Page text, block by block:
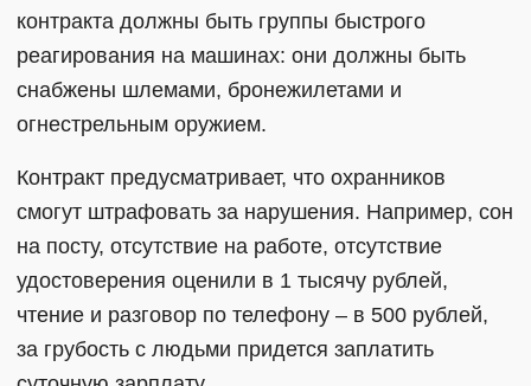
контракта должны быть группы быстрого
реагирования на машинах: они должны быть
снабжены шлемами, бронежилетами и
огнестрельным оружием.
Контракт предусматривает, что охранников
смогут штрафовать за нарушения. Например, сон
на посту, отсутствие на работе, отсутствие
удостоверения оценили в 1 тысячу рублей,
чтение и разговор по телефону – в 500 рублей,
за грубость с людьми придется заплатить